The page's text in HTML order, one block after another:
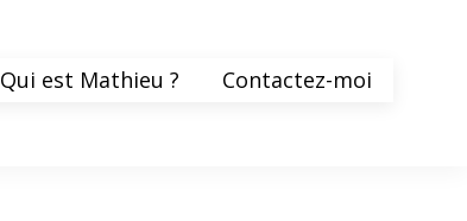
Qui est Mathieu ? Contactez-moi